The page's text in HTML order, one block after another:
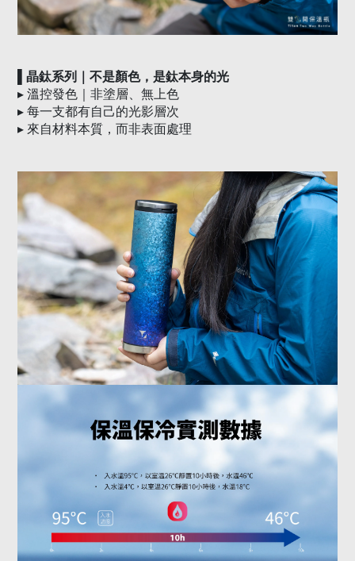
▌晶鈦系列｜不是顏色，是鈦本身的光
▸ 溫控發色｜非塗層、無上色
▸ 每一支都有自己的光影層次
▸ 來自材料本質，而非表面處理